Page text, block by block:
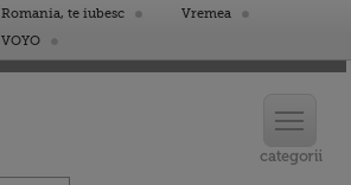
Romania, te iubesc
Vremea
VOYO